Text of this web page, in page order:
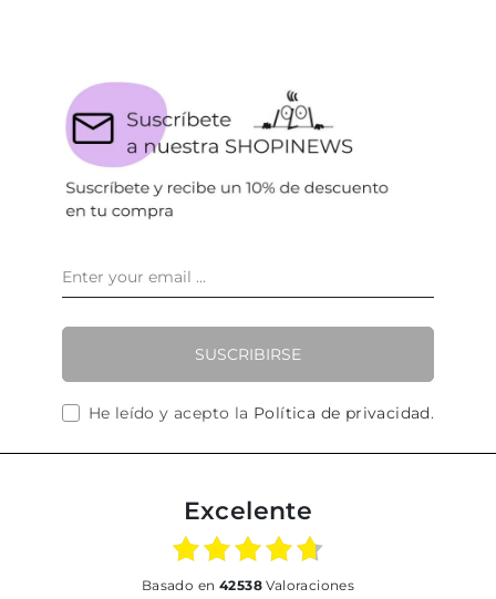
SUSCRIBIRSE
He leído y acepto la Política de privacidad.
Excelente
basado en 42538Valoraciones